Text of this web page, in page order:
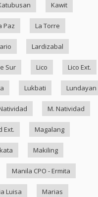
Kawit
Paz La Torre
Lardizabal
Sur Lico Lico Ext.
Lukbati Lundayan
M. Natividad
Ext. Magalang
Makiling
Manila CPO - Ermita
Luisa Marias